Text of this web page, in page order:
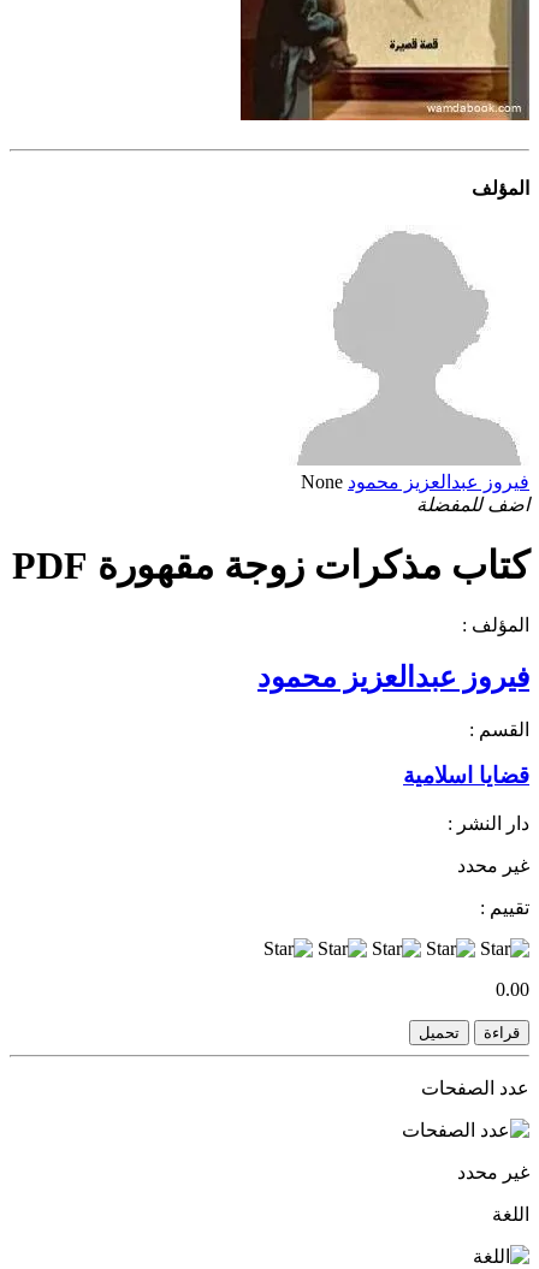
المؤلف
فيروز عبدالعزيز محمود None
اضف للمفضلة
كتاب مذكرات زوجة مقهورة PDF
المؤلف :
فيروز عبدالعزيز محمود
القسم :
قضايا اسلامية
دار النشر :
غير محدد
تقييم :
0.00
قراءة تحميل
عدد الصفحات
غير محدد
اللغة